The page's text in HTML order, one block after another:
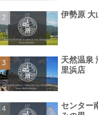
伊勢原 大
天然温泉
里浜店
センター